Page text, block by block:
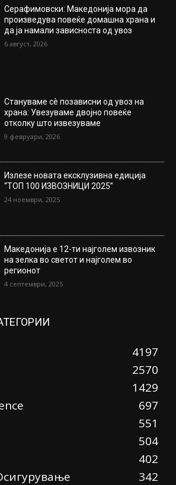
Серафимовски: Македонија мора да
произведува повеќе домашна храна и
да ја намали зависноста од увоз
6 август, 2026
Стануваме сè позависни од увоз на
храна: Увезуваме двојно повеќе
отколку што извезуваме
9 февруари, 2026
Излезе новата ексклузивна едиција
“ТОП 100 ИЗВОЗНИЦИ 2025”
24 ноември, 2025
Македонија е 12-ти најголем извозник
на зелка во светот и најголем во
регионот
4 септември, 2025
4197
2570
1429
697
551
504
402
342